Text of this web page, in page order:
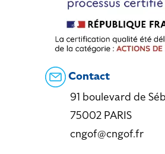
Contact
91 boulevard de
75002 PARIS
cngof@cngof.fr